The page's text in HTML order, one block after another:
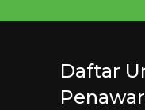
Daftar